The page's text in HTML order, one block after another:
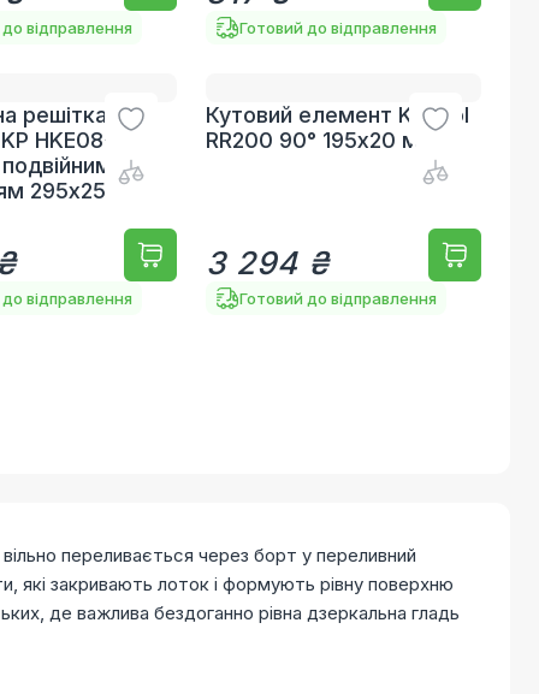
відправлення Готовий до відправлення
решітка
HKE08-G
295x25 мм
відправлення
Кутовий елемент Kripsol
RR200 90° 195х20 мм
3 294 ₴
Готовий до відправлення
переливається через борт у переливний
які закривають лоток і формують рівну поверхню
де важлива бездоганно рівна дзеркальна гладь